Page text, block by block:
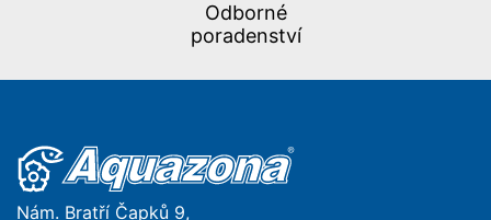
Odborné
poradenství
Nám. Bratří Čapků 9,